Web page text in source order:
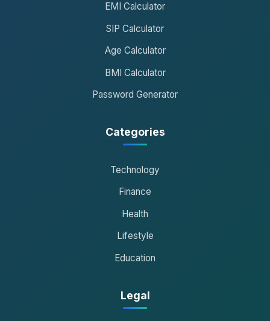
EMI Calculator
SIP Calculator
Age Calculator
BMI Calculator
Password Generator
Categories
Technology
Finance
Health
Lifestyle
Education
Legal